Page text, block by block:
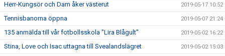
Herr-Kungsör och Dam åker västerut 2019-05-17 10:52
Tennisbanorna öppna 2019-05-07 21:24
135 anmälda till vår fotbollsskola "Lira Blågult" 2019-05-02 16:22
Stina, Love och Isac uttagna till Svealandslägret 2019-05-02 15:03